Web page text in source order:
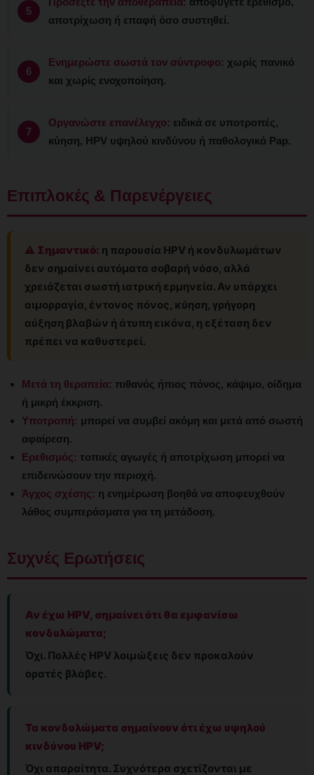
αποτρίχωση ή επαφή όσο συστηθεί.
Ενημερώστε σωστά τον σύντροφο: χωρίς πανικό
και χωρίς ενοχοποίηση.
Οργανώστε επανέλεγχο: ειδικά σε υποτροπές,
κύηση, HPV υψηλού κινδύνου ή παθολογικό Pap.
Επιπλοκές & Παρενέργειες
⚠️ Σημαντικό: η παρουσία HPV ή κονδυλωμάτων
δεν σημαίνει αυτόματα σοβαρή νόσο, αλλά
χρειάζεται σωστή ιατρική ερμηνεία. Αν υπάρχει
αιμορραγία, έντονος πόνος, κύηση, γρήγορη
αύξηση βλαβών ή άτυπη εικόνα, η εξέταση δεν
πρέπει να καθυστερεί.
Μετά τη θεραπεία: πιθανός ήπιος πόνος, κάψιμο, οίδημα
ή μικρή έκκριση.
Υποτροπή: μπορεί να συμβεί ακόμη και μετά από σωστή
αφαίρεση.
Ερεθισμός: τοπικές αγωγές ή αποτρίχωση μπορεί να
επιδεινώσουν την περιοχή.
Άγχος σχέσης: η ενημέρωση βοηθά να αποφευχθούν
λάθος συμπεράσματα για τη μετάδοση.
Συχνές Ερωτήσεις
Αν έχω HPV, σημαίνει ότι θα εμφανίσω
κονδυλώματα;
Όχι. Πολλές HPV λοιμώξεις δεν προκαλούν
ορατές βλάβες.
Τα κονδυλώματα σημαίνουν ότι έχω υψηλού
κινδύνου HPV;
Όχι απαραίτητα. Συχνότερα σχετίζονται με